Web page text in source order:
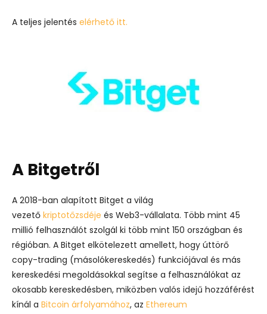
A teljes jelentés elérhető itt.
A Bitgetről
A 2018-ban alapított Bitget a világ
vezető kriptotőzsdéje és Web3-vállalata. Több mint 45
millió felhasználót szolgál ki több mint 150 országban és
régióban. A Bitget elkötelezett amellett, hogy úttörő
copy-trading (másolókereskedés) funkciójával és más
kereskedési megoldásokkal segítse a felhasználókat az
okosabb kereskedésben, miközben valós idejű hozzáférést
kínál a Bitcoin árfolyamához, az Ethereum